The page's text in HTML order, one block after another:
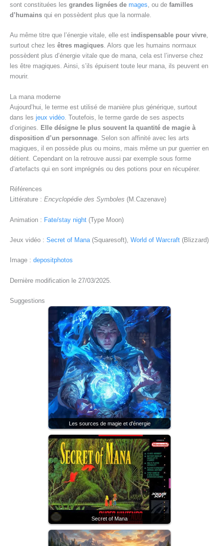
sont constituées les grandes lignées de mages , ou de familles
d’humains qui en possèdent plus que la normale.
Au même titre que l’énergie vitale, elle est indispensable pour vivre,
surtout chez les êtres magiques. Alors que les humains normaux
possèdent plus d’énergie vitale que de mana, cela est l’inverse chez
les être magiques. Ainsi, s’ils épuisent toute leur mana, ils peuvent en
mourir.
La mana moderne
Aujourd’hui, le terme est utilisé de manière plus générique, surtout
dans les jeux vidéo . Toutefois, le terme garde de ses aspects
d’origines.
Elle désigne le plus souvent la quantité de magie à
disposition d’un personnage . Selon son affinité avec les arts
magiques, il en possède plus ou moins, mais même un pur guerrier en
détient. Cependant on la retrouve aussi par exemple sous forme
d’artefacts qui en sont imprégnés ou des potions pour en récupérer.
Références
Littérature : Encyclopédie des Symboles (M.Cazenave)
Animation : Fate/stay night (Type Moon)
Jeux vidéo : Secret of Mana(Squaresoft), World of Warcraft (Blizzard)
Image : depositphotos
Dernière modification le 27/03/2025.
Suggestions
Les sources de magie et d'énergie
Secret of Mana